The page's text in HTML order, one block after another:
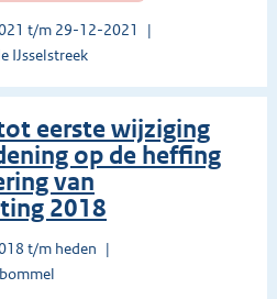
t/m 29-12-2021
IJsselstreek
eerste wijziging
op de heffing
van
2018
t/m heden